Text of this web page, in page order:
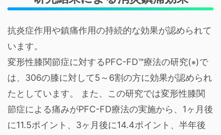
抗炎症作用や鎮痛作用の持続的な効果が認められて
います。
変形性膝関節症に対するPFC-FD™療法の研究(※)で
は、306の膝に対して5～6割の方に効果が認められ
たとしています。 また、この研究では変形性膝関
節症による痛みがPFC-FD療法の実施から、1ヶ月後
に11.5ポイント、3ヶ月後に14.4ポイント、半年後